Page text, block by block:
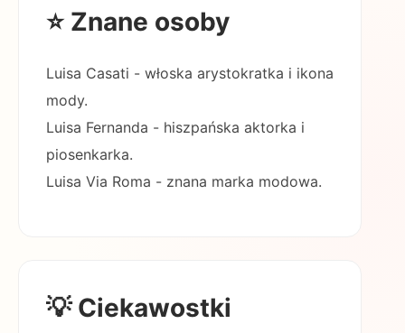
⭐ Znane osoby
Luisa Casati - włoska arystokratka i ikona
mody.
Luisa Fernanda - hiszpańska aktorka i
piosenkarka.
Luisa Via Roma - znana marka modowa.
💡 Ciekawostki